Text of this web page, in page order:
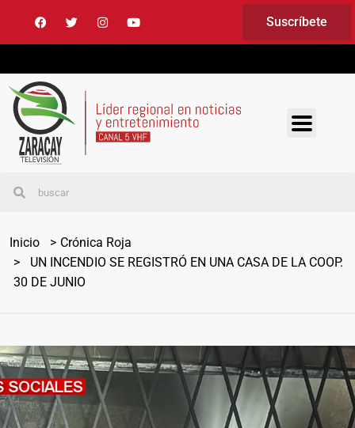
Suscríbete
Inicio
Crónica Roja
UN INCENDIO SE REGISTRÓ EN UNA CASA DE LA COOP.
30 DE JUNIO